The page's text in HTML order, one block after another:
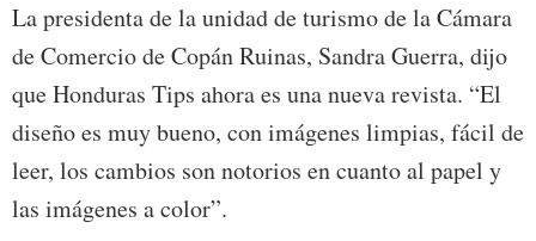
La presidenta de la unidad de turismo de la Cámara
de Comercio de Copán Ruinas, Sandra Guerra, dijo
que Honduras Tips ahora es una nueva revista. “El
diseño es muy bueno, con imágenes limpias, fácil de
leer, los cambios son notorios en cuanto al papel y
las imágenes a color”.